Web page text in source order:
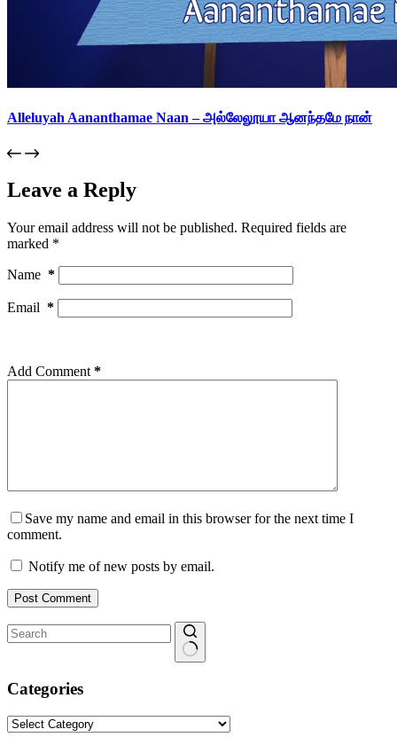
Alleluyah Aananthamae Naan – அல்லேலூயா ஆனந்தமே நான்
Leave a Reply
Your email address will not be published. Required fields are
marked *
Name *
Email *
Add Comment *
Save my name and email in this browser for the next time I
comment.
Notify me of new posts by email.
Post Comment
results
Categories
Categories